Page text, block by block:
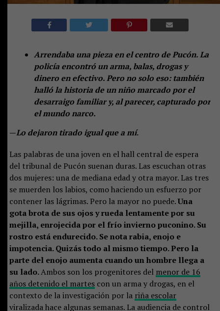
Arrendaba una pieza en el centro de Pucón. La
policía encontró un arma, balas, drogas y
dinero en efectivo. Pero no solo eso: también
halló la historia de un niño marcado por el
desarraigo familiar y, al parecer, capturado por
el mundo narco.
—Lo dejaron tirado igual que a mí.
Las palabras de una joven en el hall central de espera
del tribunal de Pucón suenan duras. Las escuchan otras
dos mujeres: una de mediana edad y otra mayor. Las tres
se muerden los labios, como haciendo un esfuerzo por
contener las lágrimas. Pero la mayor no puede.Una
gota brota de sus ojos y rueda lentamente por su
mejilla, enrojecida por el frío invierno puconino. Su
rostro está endurecido. Se nota rabia, enojo e
impotencia. Quizás todo al mismo tiempo. Pero la
parte del enojo aumenta cuando un hombre llega a
su lado.Ambos son los progenitores del menor de 16
años detenido el martescon un arma y drogas, en el
contexto de la investigación por la riña escolar
viralizada hace algunas semanas. La audiencia de control